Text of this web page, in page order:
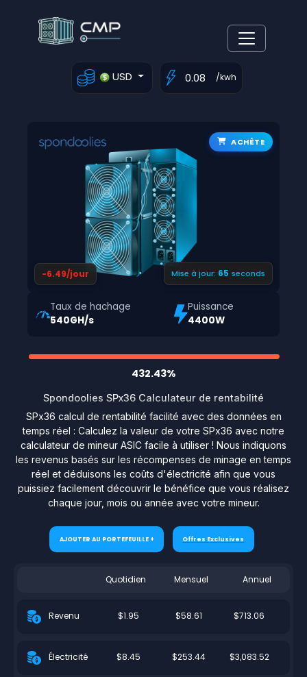
USD /kwh
ACHÈTE
-6.49/jour Mise à jour: 64 seconds
Taux de hachage
540GH/s
Puissance
4400W
432.43%
Spondoolies SPx36 Calculateur de rentabilité
SPx36 calcul de rentabilité facilité avec des données en
temps réel : Calculez la valeur de votre SPx36 avec notre
calculateur de mineur ASIC facile à utiliser ! Nous indiquons
les revenus basés sur les récompenses de minage en temps
réel et déduisons les coûts d'électricité afin que vous
puissiez facilement découvrir le bénéfice que vous réalisez
chaque jour, mois ou année avec votre mineur.
AJOUTER AU PORTEFEUILLE + Offres Exclusives
Quotidien Mensuel Annuel
Revenu $1.95 $58.61 $713.06
Électricité $8.45 $253.44 $3,083.52